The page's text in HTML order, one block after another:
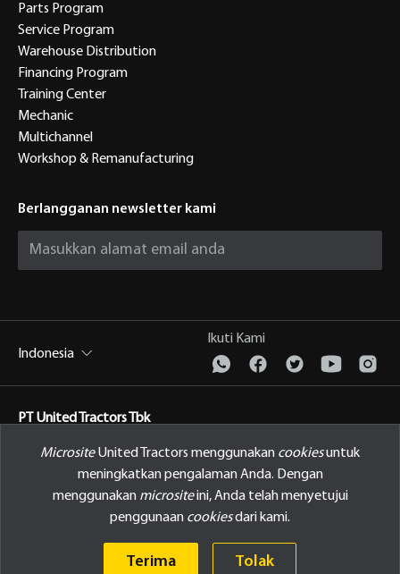
MicrositeUnited Tractors menggunakan cookiesuntuk
meningkatkan pengalaman Anda. Dengan
menggunakan micrositeini, Anda telah menyetujui
penggunaan cookiesdari kami.
Terima Tolak
Parts Program
Service Program
Warehouse Distribution
Financing Program
Training Center
Mechanic
Multichannel
Workshop & Remanufacturing
Berlangganan newsletter kami
Indonesia
Ikuti Kami
PT United Tractors Tbk
Kebijakan Privasi
© 2026 PT United Tractors Tbk